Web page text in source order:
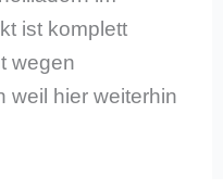
ist komplett
wegen
weil hier weiterhin